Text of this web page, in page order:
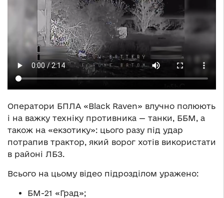
Оператори БПЛА «Black Raven» влучно полюють
і на важку техніку противника — танки, ББМ, а
також на «екзотику»: цього разу під удар
потрапив трактор, який ворог хотів використати
в районі ЛБЗ.
Всього на цьому відео підрозділом уражено:
БМ-21 «Град»;